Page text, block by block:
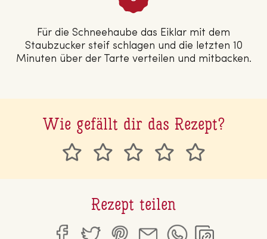
Für die Schneehaube das Eiklar mit dem
Staubzucker steif schlagen und die letzten 10
Minuten über der Tarte verteilen und mitbacken.
Wie gefällt dir das Rezept?
Rezept teilen